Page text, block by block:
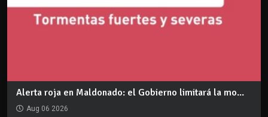
Alerta roja en Maldonado: el Gobierno limitará la mo...
Aug 06 2026